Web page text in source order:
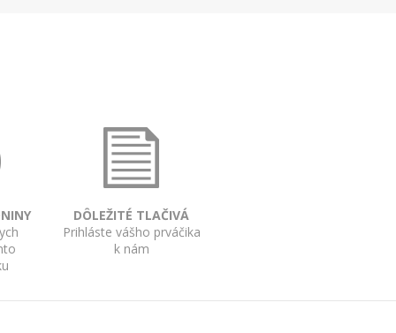
DÔLEŽITÉ TLAČIVÁ
Prihláste vášho prváčika
k nám